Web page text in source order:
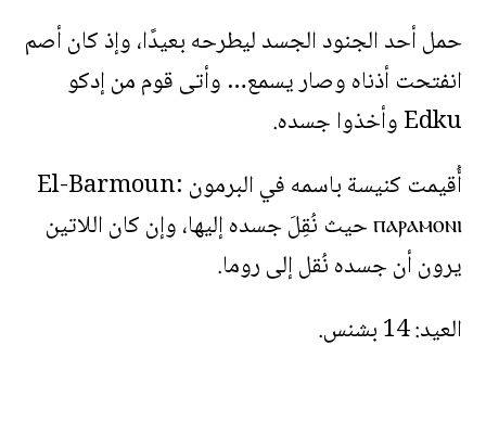
حمل أحد الجنود الجسد ليطرحه بعيدًا، وإذ كان أصم
انفتحت أذناه وصار يسمع… وأتى قوم من إدكو
Edku وأخذوا جسده.
أُقيمت كنيسة باسمه في البرمون El-Barmoun:
ⲡⲁⲣⲁⲙⲟⲛⲓ حيث نُقِلَ جسده إليها، وإن كان اللاتين
يرون أن جسده نُقل إلى روما.
العيد: 14 بشنس.